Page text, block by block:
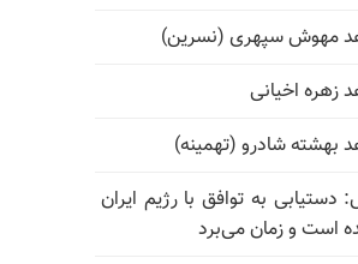
مهوش سپهری (نسرین)
زهره اخیانی
بهشته شادرو (تهمینه)
به توافق با رژیم ایران
است و زمان می‌برد